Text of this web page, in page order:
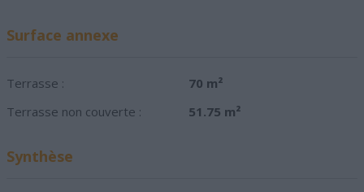
Surface annexe
Terrasse :
70 m²
Terrasse non couverte :
51.75 m²
Synthèse